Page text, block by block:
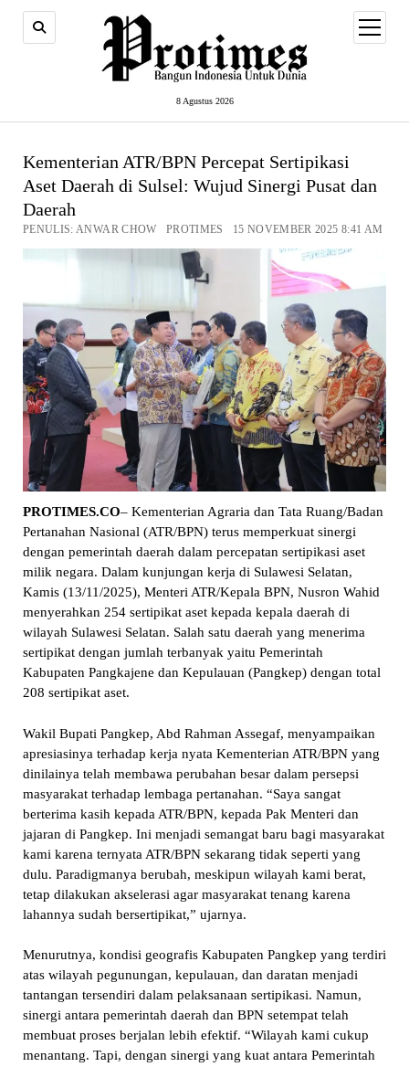
8 Agustus 2026
open
menu
Kementerian ATR/BPN Percepat Sertipikasi
Aset Daerah di Sulsel: Wujud Sinergi Pusat dan
Daerah
PENULIS: ANWAR CHOW PROTIMES 15 NOVEMBER 2025 8:41 AM
PROTIMES.CO– Kementerian Agraria dan Tata Ruang/Badan
Pertanahan Nasional (ATR/BPN) terus memperkuat sinergi
dengan pemerintah daerah dalam percepatan sertipikasi aset
milik negara. Dalam kunjungan kerja di Sulawesi Selatan,
Kamis (13/11/2025), Menteri ATR/Kepala BPN, Nusron Wahid
menyerahkan 254 sertipikat aset kepada kepala daerah di
wilayah Sulawesi Selatan. Salah satu daerah yang menerima
sertipikat dengan jumlah terbanyak yaitu Pemerintah
Kabupaten Pangkajene dan Kepulauan (Pangkep) dengan total
208 sertipikat aset.
Wakil Bupati Pangkep, Abd Rahman Assegaf, menyampaikan
apresiasinya terhadap kerja nyata Kementerian ATR/BPN yang
dinilainya telah membawa perubahan besar dalam persepsi
masyarakat terhadap lembaga pertanahan. “Saya sangat
berterima kasih kepada ATR/BPN, kepada Pak Menteri dan
jajaran di Pangkep. Ini menjadi semangat baru bagi masyarakat
kami karena ternyata ATR/BPN sekarang tidak seperti yang
dulu. Paradigmanya berubah, meskipun wilayah kami berat,
tetap dilakukan akselerasi agar masyarakat tenang karena
lahannya sudah bersertipikat,” ujarnya.
Menurutnya, kondisi geografis Kabupaten Pangkep yang terdiri
atas wilayah pegunungan, kepulauan, dan daratan menjadi
tantangan tersendiri dalam pelaksanaan sertipikasi. Namun,
sinergi antara pemerintah daerah dan BPN setempat telah
membuat proses berjalan lebih efektif. “Wilayah kami cukup
menantang. Tapi, dengan sinergi yang kuat antara Pemerintah